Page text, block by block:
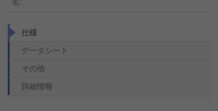
名:
仕様
データシート
その他
詳細情報